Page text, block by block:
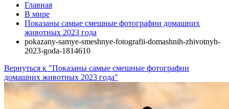
Главная
В мире
Показаны самые смешные фотографии домашних
животных 2023 года
pokazany-samye-smeshnye-fotografii-domashnih-zhivotnyh-
2023-goda-1814610
Вернуться к "Показаны самые смешные фотографии
домашних животных 2023 года"